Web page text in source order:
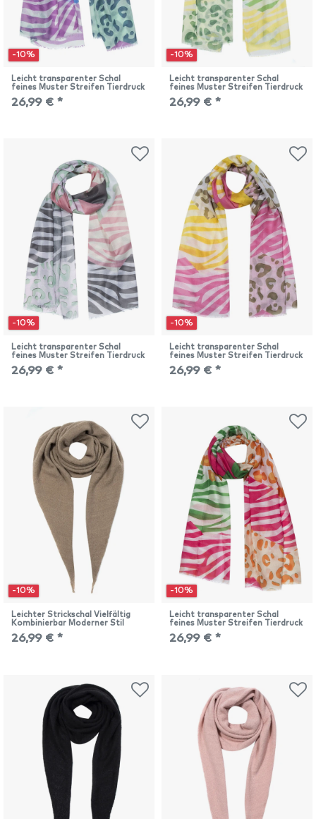
-10%
Leicht transparenter Schal
feines Muster Streifen Tierdruck
26,99 € *
-10%
Leicht transparenter Schal
feines Muster Streifen Tierdruck
26,99 € *
-10%
Leicht transparenter Schal
feines Muster Streifen Tierdruck
26,99 € *
-10%
Leicht transparenter Schal
feines Muster Streifen Tierdruck
26,99 € *
-10%
Leichter Strickschal Vielfältig
Kombinierbar Moderner Stil
26,99 € *
-10%
Leicht transparenter Schal
feines Muster Streifen Tierdruck
26,99 € *